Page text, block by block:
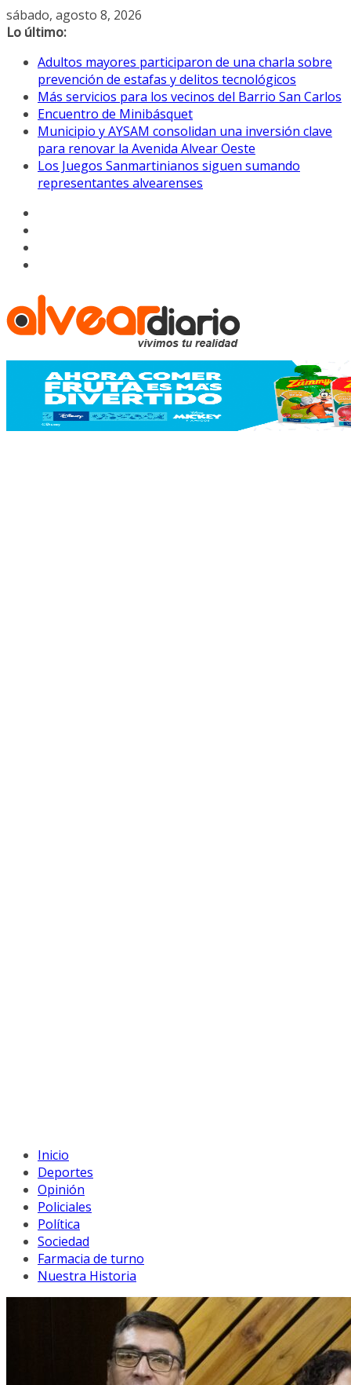
Saltar
al
sábado, agosto 8, 2026
Lo último:
Adultos mayores participaron de una charla sobre
prevención de estafas y delitos tecnológicos
Más servicios para los vecinos del Barrio San Carlos
Encuentro de Minibásquet
Municipio y AYSAM consolidan una inversión clave
para renovar la Avenida Alvear Oeste
Los Juegos Sanmartinianos siguen sumando
representantes alvearenses
Inicio
Deportes
Opinión
Policiales
Política
Sociedad
Farmacia de turno
Nuestra Historia